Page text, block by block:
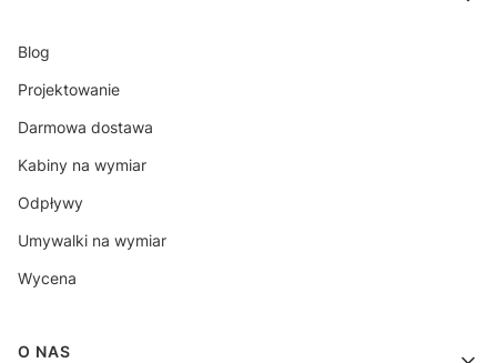
Blog
Projektowanie
Darmowa dostawa
Kabiny na wymiar
Odpływy
Umywalki na wymiar
Wycena
O NAS